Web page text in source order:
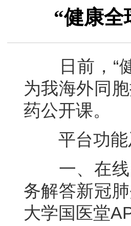
“健康全
日前，“健
为我海外同
药公开课。
平台功能
一、在线
务解答新冠
大学国医堂